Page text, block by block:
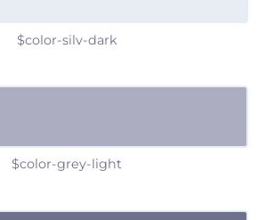
$color-silv-dark
$color-grey-light